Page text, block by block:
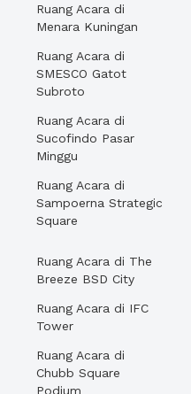
Ruang Acara di
Menara Kuningan
Ruang Acara di
SMESCO Gatot
Subroto
Ruang Acara di
Sucofindo Pasar
Minggu
Ruang Acara di
Sampoerna Strategic
Square
Ruang Acara di The
Breeze BSD City
Ruang Acara di IFC
Tower
Ruang Acara di
Chubb Square
Podium